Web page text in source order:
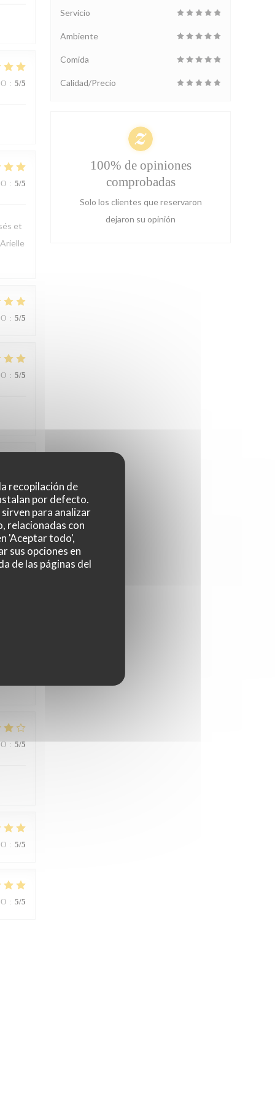
recopilación de
por defecto.
para analizar
relacionadas con
'Aceptar todo',
sus opciones en
de las páginas del
: 5/5
: 5/5
et
: 5/5
: 5/5
la
: 5/5
: 5/5
: 5/5
Servicio
Ambiente
Comida
Calidad/Precio
100% de opiniones
comprobadas
Solo los clientes que reservaron
dejaron su opinión